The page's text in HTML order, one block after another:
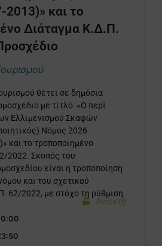
2013)» και το
Διάταγμα Κ.Δ.Π.
θέτει σε δημόσια
με τίτλο «O περί
Ελλιμενισμού Σκαφών
Νόμος 2026
και το τροποποιημένο
2022. Σκοπός του
είναι η τροποποίηση
και του σχετικού
62/2022, με στόχο τη ρύθμιση
Ανοικτή
0:00